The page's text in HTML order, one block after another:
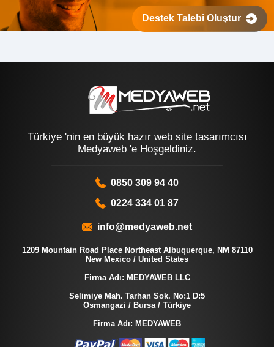
Destek Talebi Oluştur
Türkiye 'nin en büyük hazır web site tasarımcısı
Medyaweb 'e Hoşgeldiniz.
0850 309 94 40
0224 334 01 87
info@medyaweb.net
1209 Mountain Road Place Northeast Albuquerque, NM 87110
New Mexico / United States
Firma Adı: MEDYAWEB LLC
Selimiye Mah. Tarhan Sok. No:1 D:5
Osmangazi / Bursa / Türkiye
Firma Adı: MEDYAWEB